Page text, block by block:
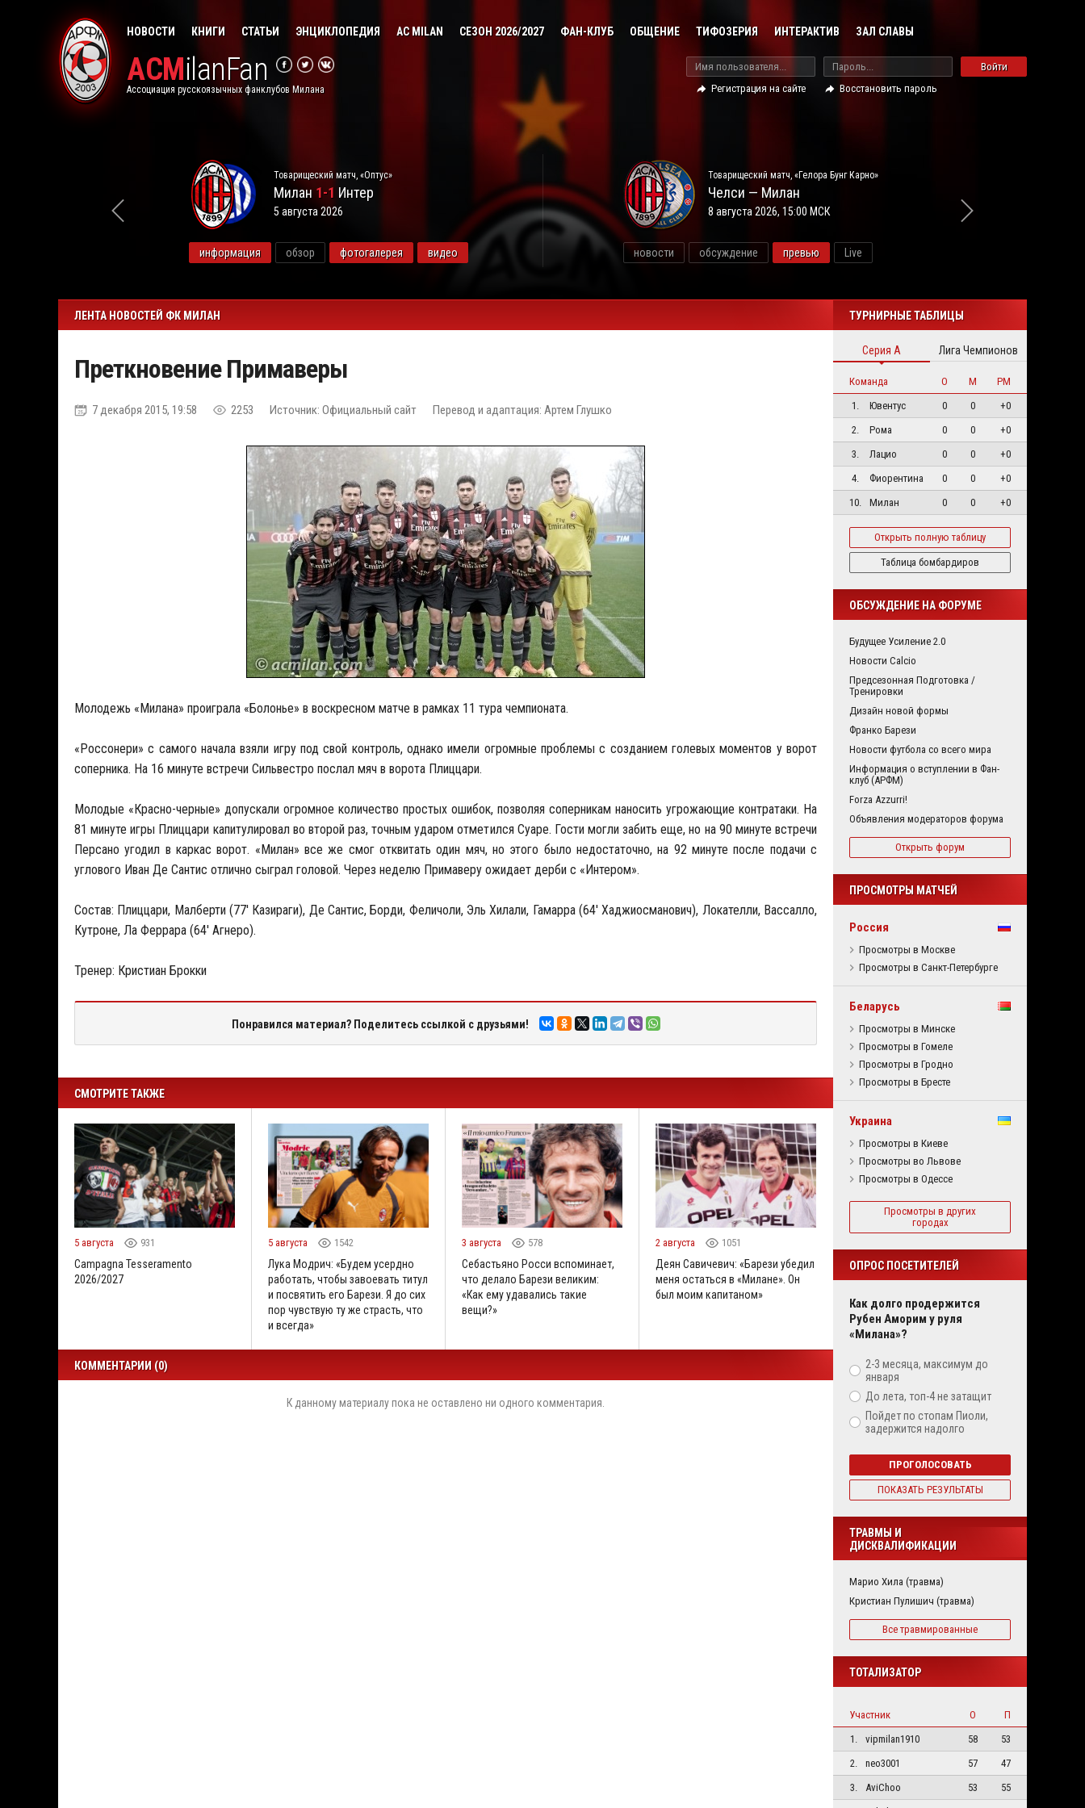
НОВОСТИ КНИГИ СТАТЬИ ЭНЦИКЛОПЕДИЯ AC MILAN СЕЗОН 2026/2027 ФАН-КЛУБ ОБЩЕНИЕ ТИФОЗЕРИЯ ИНТЕРАКТИВ ЗАЛ СЛАВЫ
ACMilanFan
Ассоциация русскоязычных фанклубов Милана
Войти
Регистрация на сайте
Восстановить пароль
Товарищеский матч, «Оптус»
Милан 1-1 Интер
5 августа 2026
информация обзор фотогалерея видео
Товарищеский матч, «Гелора Бунг Карно»
Челси — Милан
8 августа 2026, 15:00 МСК
новости обсуждение превью Live
ЛЕНТА НОВОСТЕЙ ФК МИЛАН
Преткновение Примаверы
7 декабря 2015, 19:58 2253 Источник: Официальный сайт Перевод и адаптация: Артем Глушко
Молодежь «Милана» проиграла «Болонье» в воскресном матче в рамках 11 тура чемпионата.
«Россонери» с самого начала взяли игру под свой контроль, однако имели огромные проблемы с созданием голевых моментов у ворот
соперника. На 16 минуте встречи Сильвестро послал мяч в ворота Плиццари.
Молодые «Красно-черные» допускали огромное количество простых ошибок, позволяя соперникам наносить угрожающие контратаки. На
81 минуте игры Плиццари капитулировал во второй раз, точным ударом отметился Суаре. Гости могли забить еще, но на 90 минуте встречи
Персано угодил в каркас ворот. «Милан» все же смог отквитать один мяч, но этого было недостаточно, на 92 минуте после подачи с
углового Иван Де Сантис отлично сыграл головой. Через неделю Примаверу ожидает дерби с «Интером».
Состав: Плиццари, Малберти (77' Казираги), Де Сантис, Борди, Феличоли, Эль Хилали, Гамарра (64' Хаджиосманович), Локателли, Вассалло,
Кутроне, Ла Феррара (64' Агнеро).
Тренер: Кристиан Брокки
Понравился материал? Поделитесь ссылкой с друзьями!
СМОТРИТЕ ТАКЖЕ
5 августа 931
Campagna Tesseramento
2026/2027
5 августа 1542
Лука Модрич: «Будем усердно
работать, чтобы завоевать титул
и посвятить его Барези. Я до сих
пор чувствую ту же страсть, что
и всегда»
3 августа 578
Себастьяно Росси вспоминает,
что делало Барези великим:
«Как ему удавались такие
вещи?»
2 августа 1051
Деян Савичевич: «Барези убедил
меня остаться в «Милане». Он
был моим капитаном»
КОММЕНТАРИИ (0)
К данному материалу пока не оставлено ни одного комментария.
ТУРНИРНЫЕ ТАБЛИЦЫ
Серия А Лига Чемпионов
Команда О М
РМ
1.
Ювентус 0 0
+0
2.
Рома 0 0
+0
3.
Лацио 0 0
+0
4.
Фиорентина 0 0
+0
10.
Милан 0 0 +0
Открыть полную таблицу
Таблица бомбардиров
ОБСУЖДЕНИЕ НА ФОРУМЕ
Будущее Усиление 2.0
Новости Calcio
Предсезонная Подготовка /
Тренировки
Дизайн новой формы
Франко Барези
Новости футбола со всего мира
Информация о вступлении в Фан-
клуб (АРФМ)
Forza Azzurri!
Объявления модераторов форума
Открыть форум
ПРОСМОТРЫ МАТЧЕЙ
Россия
Просмотры в Москве
Просмотры в Санкт-Петербурге
Беларусь
Просмотры в Минске
Просмотры в Гомеле
Просмотры в Гродно
Просмотры в Бресте
Украина
Просмотры в Киеве
Просмотры во Львове
Просмотры в Одессе
Просмотры в других
городах
ОПРОС ПОСЕТИТЕЛЕЙ
Как долго продержится
Рубен Аморим у руля
«Милана»?
2-3 месяца, максимум до
января
До лета, топ-4 не затащит
Пойдет по стопам Пиоли,
задержится надолго
ПРОГОЛОСОВАТЬ
ПОКАЗАТЬ РЕЗУЛЬТАТЫ
ТРАВМЫ И
ДИСКВАЛИФИКАЦИИ
Марио Хила (травма)
Кристиан Пулишич (травма)
Все травмированные
ТОТАЛИЗАТОР
Участник О
П
1.
vipmilan1910 58
53
2.
neo3001 57
47
3.
AviChoo 53
55